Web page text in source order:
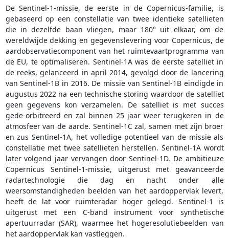
De Sentinel-1-missie, de eerste in de Copernicus-familie, is
gebaseerd op een constellatie van twee identieke satellieten
die in dezelfde baan vliegen, maar 180° uit elkaar, om de
wereldwijde dekking en gegevenslevering voor Copernicus, de
aardobservatiecomponent van het ruimtevaartprogramma van
de EU, te optimaliseren. Sentinel-1A was de eerste satelliet in
de reeks, gelanceerd in april 2014, gevolgd door de lancering
van Sentinel-1B in 2016. De missie van Sentinel-1B eindigde in
augustus 2022 na een technische storing waardoor de satelliet
geen gegevens kon verzamelen. De satelliet is met succes
gede-orbitreerd en zal binnen 25 jaar weer terugkeren in de
atmosfeer van de aarde. Sentinel-1C zal, samen met zijn broer
en zus Sentinel-1A, het volledige potentieel van de missie als
constellatie met twee satellieten herstellen. Sentinel-1A wordt
later volgend jaar vervangen door Sentinel-1D. De ambitieuze
Copernicus Sentinel-1-missie, uitgerust met geavanceerde
radartechnologie die dag en nacht onder alle
weersomstandigheden beelden van het aardoppervlak levert,
heeft de lat voor ruimteradar hoger gelegd. Sentinel-1 is
uitgerust met een C-band instrument voor synthetische
apertuurradar (SAR), waarmee het hogeresolutiebeelden van
het aardoppervlak kan vastleggen.